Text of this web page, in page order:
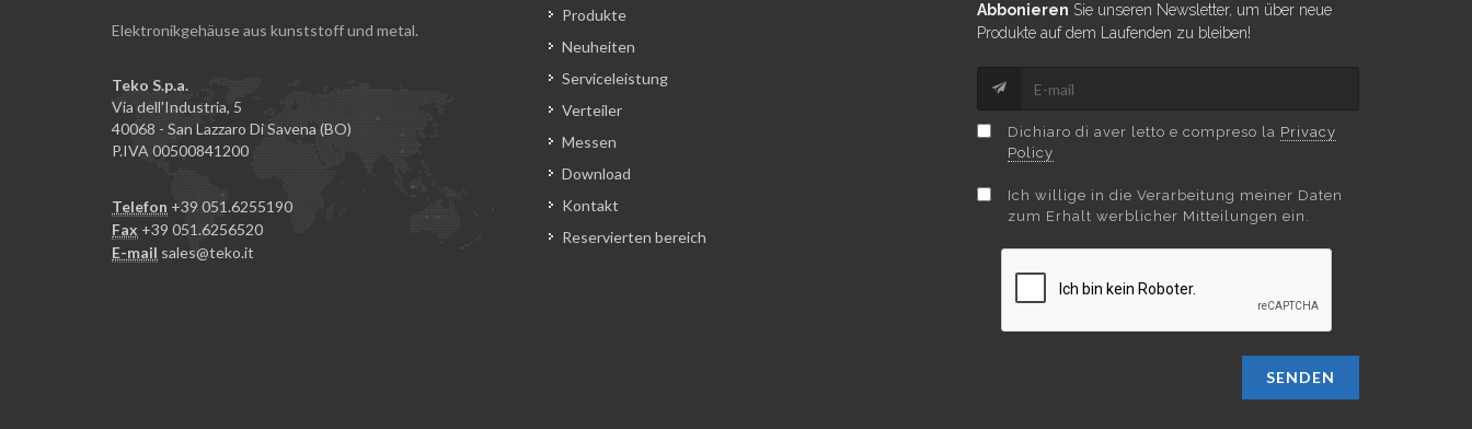
Elektronikgehäuse aus kunststoff und metal.
Teko S.p.a.
Via dell'Industria, 5
40068 - San Lazzaro Di Savena (BO)
P.IVA 00500841200
Telefon +39 051.6255190
Fax +39 051.6256520
E-mail sales@teko.it
Produkte
Neuheiten
Serviceleistung
Verteiler
Messen
Download
Kontakt
Reservierten bereich
Abbonieren Sie unseren Newsletter, um über neue
Produkte auf dem Laufenden zu bleiben!
Dichiaro di aver letto e compreso la Privacy
Policy
Ich willige in die Verarbeitung meiner Daten
zum Erhalt werblicher Mitteilungen ein.
SENDEN